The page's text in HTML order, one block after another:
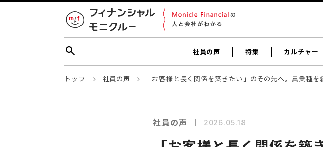
社員の声 特集 カルチャー
トップ 社員の声 「お客様と長く関係を築きたい」のその先へ。異業種
社員の声 2026.05.18